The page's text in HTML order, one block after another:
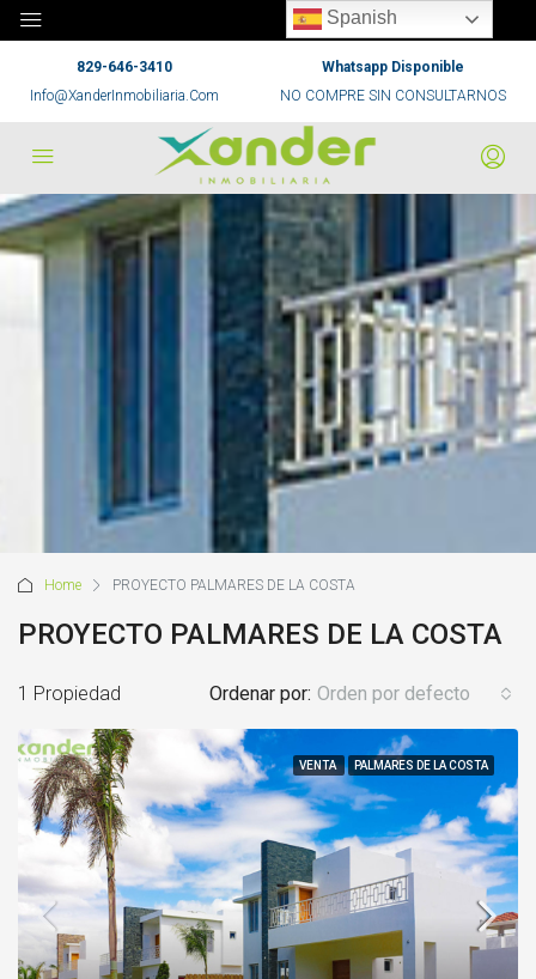
829-646-3410
Info@XanderInmobiliaria.Com
Whatsapp Disponible
NO COMPRE SIN CONSULTARNOS
Home PROYECTO PALMARES DE LA COSTA
PROYECTO PALMARES DE LA COSTA
1 Propiedad Ordenar por: Orden por defecto
VENTA PALMARES DE LA COSTA
Spanish